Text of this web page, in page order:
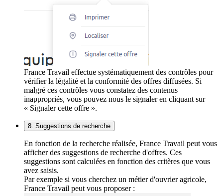
France Travail effectue systématiquement des contrôles pour
vérifier la légalité et la conformité des offres diffusées. Si
malgré ces contrôles vous constatez des contenus
inappropriés, vous pouvez nous le signaler en cliquant sur
« Signaler cette offre ».
8. Suggestions de recherche
En fonction de la recherche réalisée, France Travail peut vous
afficher des suggestions de recherche d'offres. Ces
suggestions sont calculées en fonction des critères que vous
avez saisis.
Par exemple si vous cherchez un métier d'ouvrier agricole,
France Travail peut vous proposer :